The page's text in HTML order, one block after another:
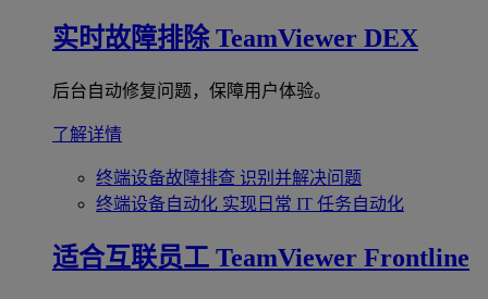
实时故障排除 TeamViewer DEX
后台自动修复问题，保障用户体验。
了解详情
终端设备故障排查 识别并解决问题
终端设备自动化 实现日常 IT 任务自动化
适合互联员工 TeamViewer Frontline